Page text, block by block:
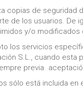
copias de
de los usuarios. De
y/o
los servicios
S.L., cuando
previa
sólo está incluida